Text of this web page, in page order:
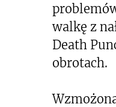
walkę z
Death
obrotach.